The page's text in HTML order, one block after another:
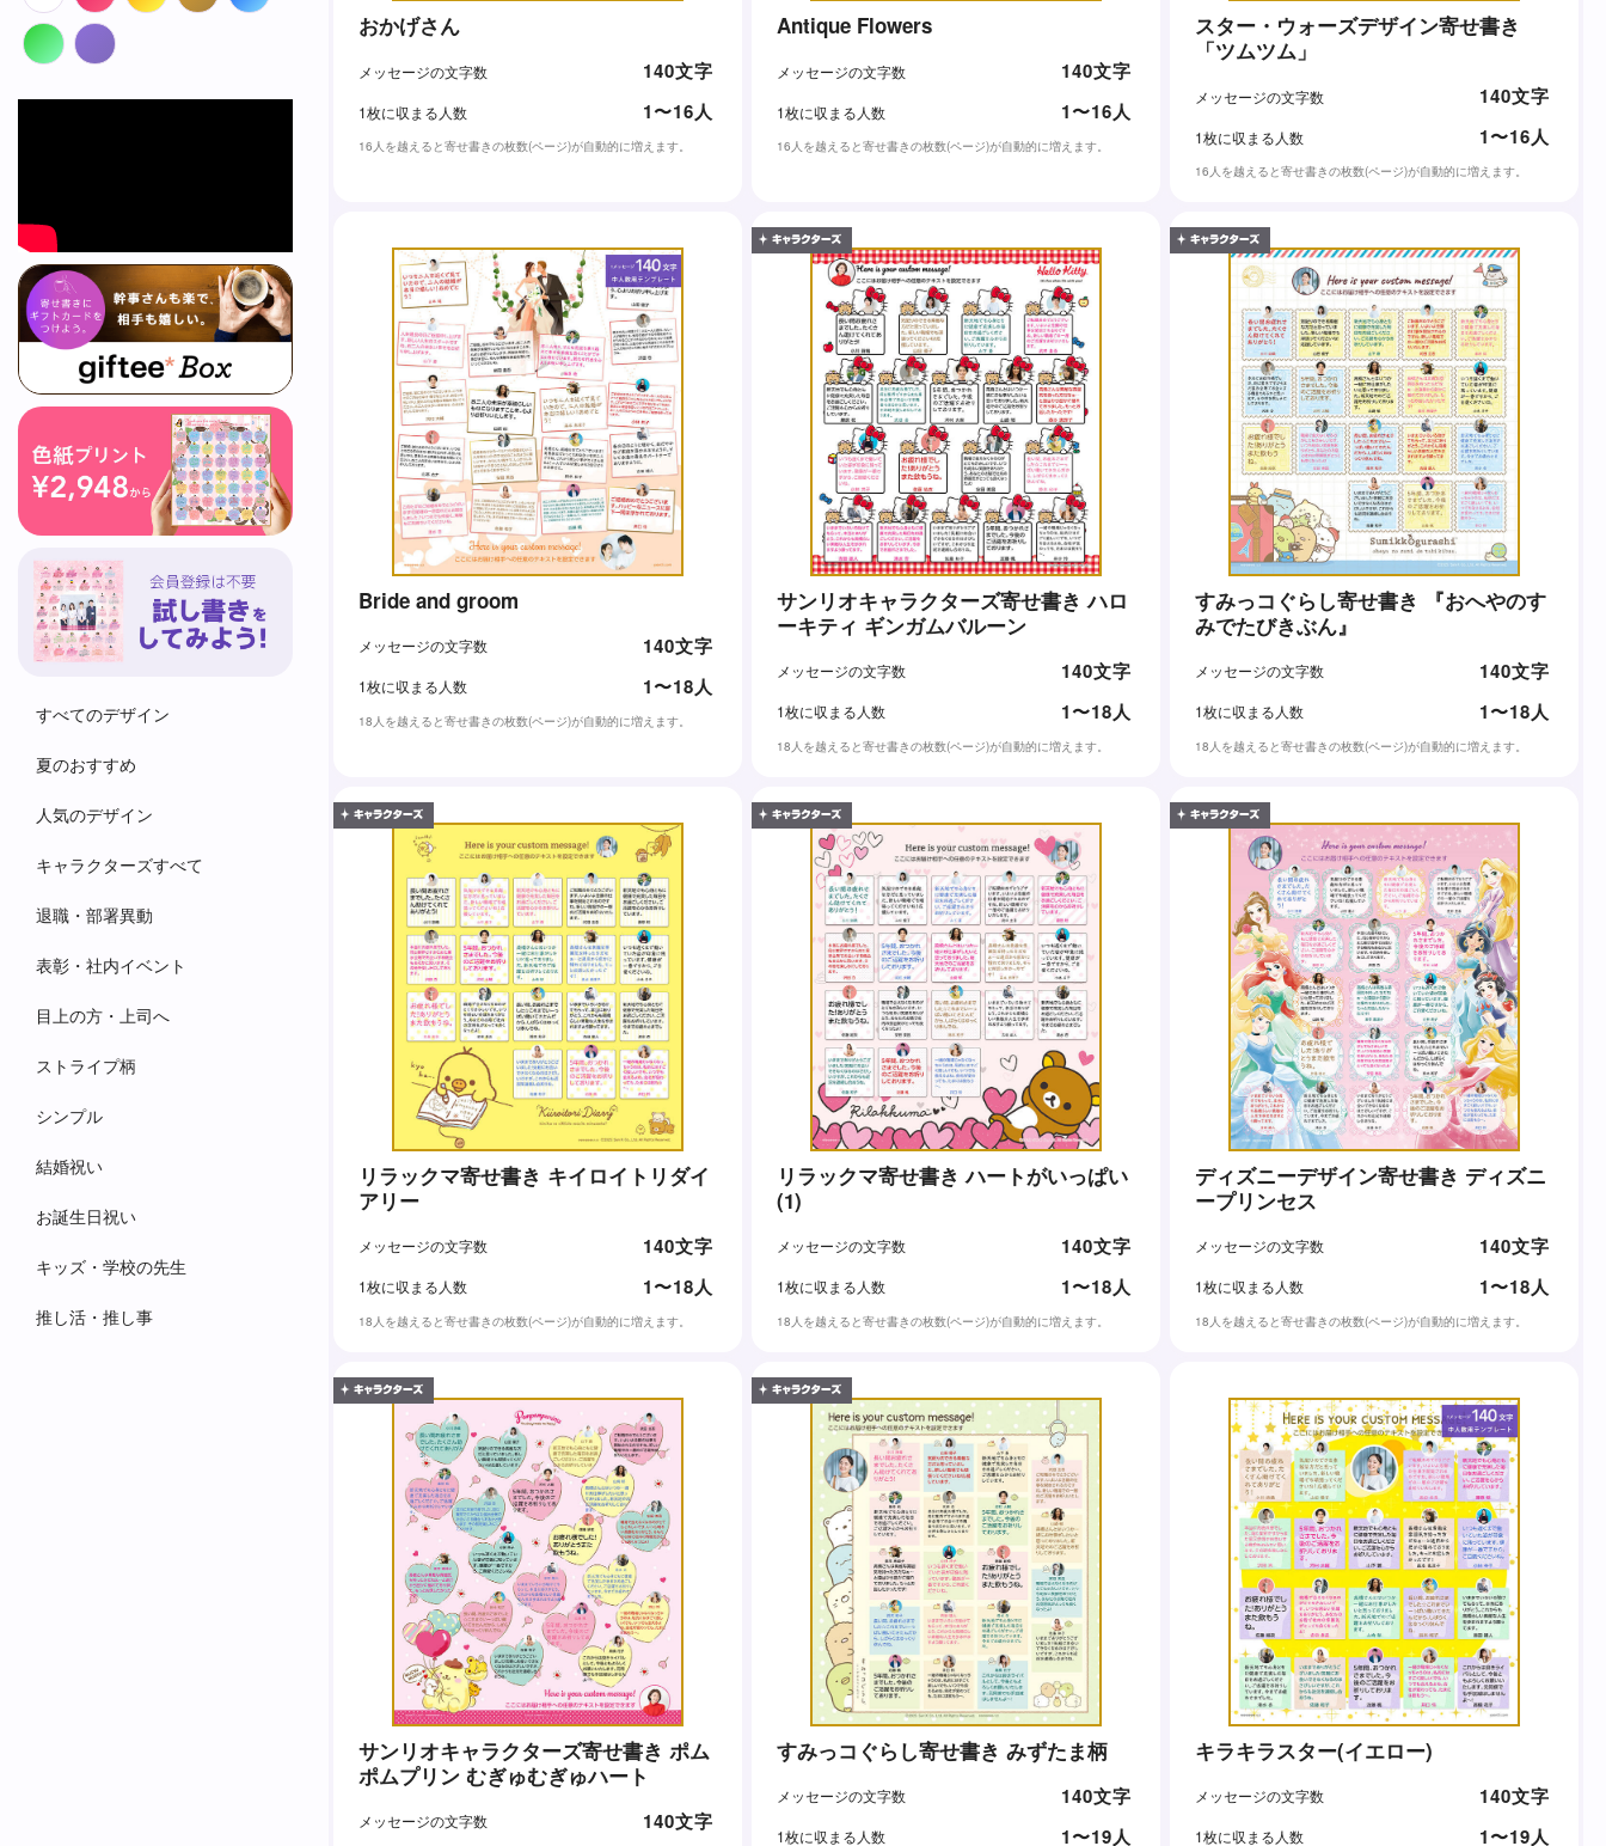
GreenPurple
すべてのデザイン
夏のおすすめ
人気のデザイン
キャラクターズすべて
退職・部署異動
表彰・社内イベント
目上の方・上司へ
ストライプ柄
シンプル
結婚祝い
お誕生日祝い
キッズ・学校の先生
推し活・推し事
おかげさん
メッセージの文字数 140文字
1枚に収まる人数 1〜16人
16人を越えると寄せ書きの枚数(ページ)が自動的に増えます。
Antique Flowers
メッセージの文字数 140文字
1枚に収まる人数 1〜16人
16人を越えると寄せ書きの枚数(ページ)が自動的に増えます。
スター・ウォーズデザイン寄せ書き
「ツムツム」
メッセージの文字数 140文字
1枚に収まる人数 1〜16人
16人を越えると寄せ書きの枚数(ページ)が自動的に増えます。
Bride and groom
メッセージの文字数 140文字
1枚に収まる人数 1〜18人
18人を越えると寄せ書きの枚数(ページ)が自動的に増えます。
サンリオキャラクターズ寄せ書き ハロ
ーキティ ギンガムバルーン
メッセージの文字数 140文字
1枚に収まる人数 1〜18人
18人を越えると寄せ書きの枚数(ページ)が自動的に増えます。
すみっコぐらし寄せ書き 『おへやのす
みでたびきぶん』
メッセージの文字数 140文字
1枚に収まる人数 1〜18人
18人を越えると寄せ書きの枚数(ページ)が自動的に増えます。
リラックマ寄せ書き キイロイトリダイ
アリー
メッセージの文字数 140文字
1枚に収まる人数 1〜18人
18人を越えると寄せ書きの枚数(ページ)が自動的に増えます。
リラックマ寄せ書き ハートがいっぱい
(1)
メッセージの文字数 140文字
1枚に収まる人数 1〜18人
18人を越えると寄せ書きの枚数(ページ)が自動的に増えます。
ディズニーデザイン寄せ書き ディズニ
ープリンセス
メッセージの文字数 140文字
1枚に収まる人数 1〜18人
18人を越えると寄せ書きの枚数(ページ)が自動的に増えます。
サンリオキャラクターズ寄せ書き ポム
ポムプリン むぎゅむぎゅハート
メッセージの文字数 140文字
すみっコぐらし寄せ書き みずたま柄
メッセージの文字数 140文字
1枚に収まる人数 1〜19人
キラキラスター(イエロー)
メッセージの文字数 140文字
1枚に収まる人数 1〜19人